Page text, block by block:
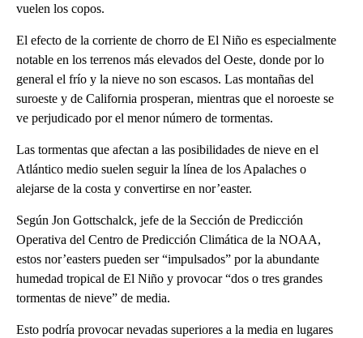
vuelen los copos.
El efecto de la corriente de chorro de El Niño es especialmente
notable en los terrenos más elevados del Oeste, donde por lo
general el frío y la nieve no son escasos. Las montañas del
suroeste y de California prosperan, mientras que el noroeste se
ve perjudicado por el menor número de tormentas.
Las tormentas que afectan a las posibilidades de nieve en el
Atlántico medio suelen seguir la línea de los Apalaches o
alejarse de la costa y convertirse en nor’easter.
Según Jon Gottschalck, jefe de la Sección de Predicción
Operativa del Centro de Predicción Climática de la NOAA,
estos nor’easters pueden ser “impulsados” por la abundante
humedad tropical de El Niño y provocar “dos o tres grandes
tormentas de nieve” de media.
Esto podría provocar nevadas superiores a la media en lugares